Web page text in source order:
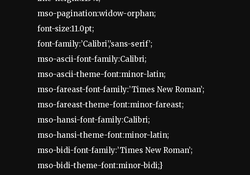
mso-pagination:widow-orphan;
font-size:11.0pt;
font-family:’Calibri’,’sans-serif’;
mso-ascii-font-family:Calibri;
mso-ascii-theme-font:minor-latin;
mso-fareast-font-family:’Times New Roman’;
mso-fareast-theme-font:minor-fareast;
mso-hansi-font-family:Calibri;
mso-hansi-theme-font:minor-latin;
mso-bidi-font-family:’Times New Roman’;
mso-bidi-theme-font:minor-bidi;}